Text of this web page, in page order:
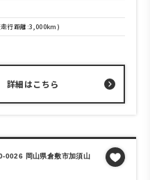
行距離:3,000km)
詳細はこちら
0026 岡山県倉敷市加須山